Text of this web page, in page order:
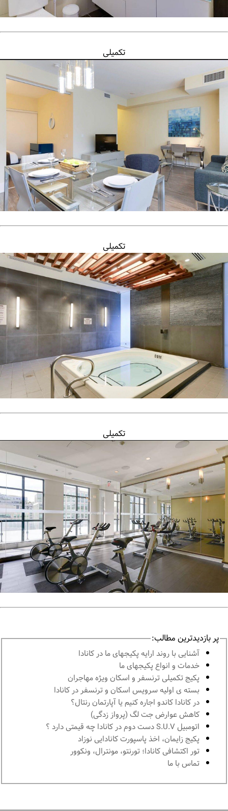
تکمیلی
تکمیلی
تکمیلی
پر بازدیدترین مطالب:
آشنايى با روند ارايه پكيجهاى ما در كانادا
خدمات و انواع پكيجهاى ما
پكيج تكميلى ترنسفر و اسكان ويژه مهاجران
بسته ی اولیه سرویس اسکان و ترنسفر در کانادا
در كانادا کاندو اجاره كنيم يا آپارتمان رنتال؟
کاهش عوارض جت لگ (پرواز زدگی)
اتومبیل S.U.V دست دوم در كانادا چه قيمتى دارد ؟
پكيج زايمان، اخذ پاسپورت كانادايى نوزاد
تور اكتشافى كانادا؛ تورنتو، مونترال، ونکوور
تماس با ما